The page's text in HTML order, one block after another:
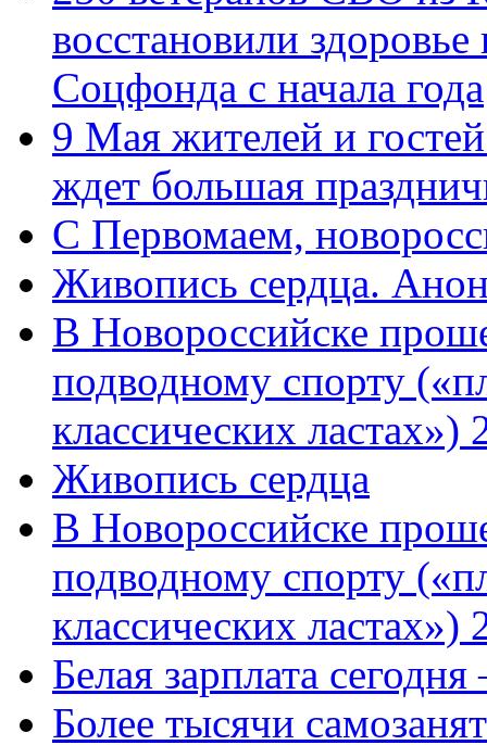
восстановили
Соцфонда с начала года
9 Мая жителей и
ждет большая
C Первомаем,
Живопись сердца.
В Новороссийске
подводному спорту
классических
Живопись сердца
В Новороссийске
подводному спорту
классических ластах»)
Белая зарплата
Более тысячи